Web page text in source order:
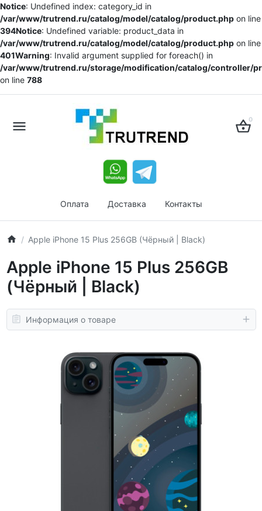
Notice: Undefined index: category_id in
/var/www/trutrend.ru/catalog/model/catalog/product.php on line
394Notice: Undefined variable: product_data in
/var/www/trutrend.ru/catalog/model/catalog/product.php on line
401Warning: Invalid argument supplied for foreach() in
/var/www/trutrend.ru/storage/modification/catalog/controller/
on line 788
0
Оплата Доставка Контакты
Apple iPhone 15 Plus 256GB (Чёрный | Black)
Apple iPhone 15 Plus 256GB
(Чёрный | Black)
Информация о товаре